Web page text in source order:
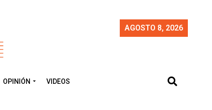
AGOSTO 8, 2026
OPINIÓN VIDEOS